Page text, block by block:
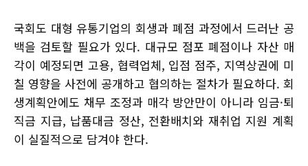
국회도 대형 유통기업의 회생과 폐점 과정에서 드러난 공
백을 검토할 필요가 있다. 대규모 점포 폐점이나 자산 매
각이 예정되면 고용, 협력업체, 입점 점주, 지역상권에 미
칠 영향을 사전에 공개하고 협의하는 절차가 필요하다. 회
생계획안에도 채무 조정과 매각 방안만이 아니라 임금·퇴
직금 지급, 납품대금 정산, 전환배치와 재취업 지원 계획
이 실질적으로 담겨야 한다.